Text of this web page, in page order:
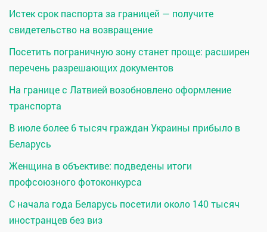
Истек срок паспорта за границей — получите
свидетельство на возвращение
Посетить пограничную зону станет проще: расширен
перечень разрешающих документов
На границе с Латвией возобновлено оформление
транспорта
В июле более 6 тысяч граждан Украины прибыло в
Беларусь
Женщина в объективе: подведены итоги
профсоюзного фотоконкурса
С начала года Беларусь посетили около 140 тысяч
иностранцев без виз